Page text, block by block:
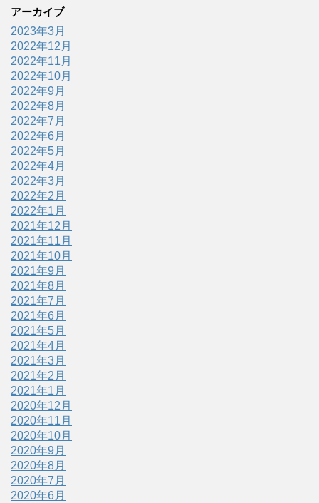
アーカイブ
2023年3月
2022年12月
2022年11月
2022年10月
2022年9月
2022年8月
2022年7月
2022年6月
2022年5月
2022年4月
2022年3月
2022年2月
2022年1月
2021年12月
2021年11月
2021年10月
2021年9月
2021年8月
2021年7月
2021年6月
2021年5月
2021年4月
2021年3月
2021年2月
2021年1月
2020年12月
2020年11月
2020年10月
2020年9月
2020年8月
2020年7月
2020年6月